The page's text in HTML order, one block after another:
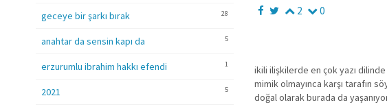
28
geceye bir şarkı bırak
5
anahtar da sensin kapı da
1
erzurumlu ibrahim hakkı efendi
5
2021
2 0
ikili ilişkilerde en çok yazı
mimik olmayınca karşı tarafın
doğal olarak burada da